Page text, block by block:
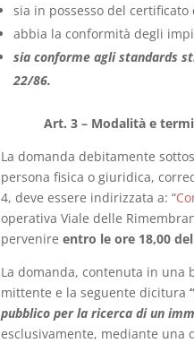
sia in possesso del
abbia la conformità degli
sia conforme agli standards
22/86.
Art. 3 – Modalità e
La domanda debitamente
persona fisica o giuridica,
4, deve essere indirizzata a: “
operativa Viale delle
pervenireentro le ore 18,00
La domanda, contenuta in una
mittente e la seguente dicitura
pubblico per la ricerca di un
esclusivamente, mediante una